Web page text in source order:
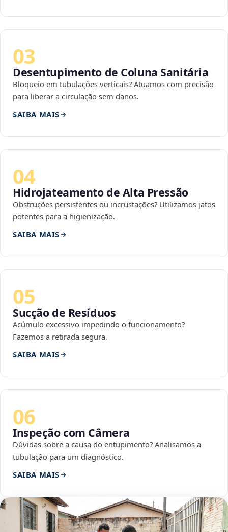
03
Desentupimento de Coluna Sanitária
Bloqueio em tubulações verticais? Atuamos com precisão
para liberar a circulação sem danos.
SAIBA MAIS
04
Hidrojateamento de Alta Pressão
Obstruções persistentes ou incrustações? Utilizamos jatos
potentes para a higienização.
SAIBA MAIS
05
Sucção de Resíduos
Acúmulo excessivo impedindo o funcionamento?
Fazemos a retirada segura.
SAIBA MAIS
06
Inspeção com Câmera
Dúvidas sobre a causa do entupimento? Analisamos a
tubulação para um diagnóstico.
SAIBA MAIS